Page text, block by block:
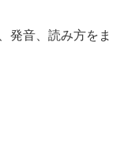
発音、読み方をま